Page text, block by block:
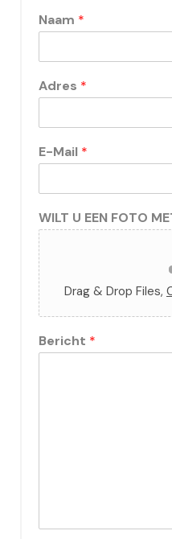
Naam *
Adres *
E-Mail *
WILT U EEN FOTO
Drag & Drop Files,
Bericht *